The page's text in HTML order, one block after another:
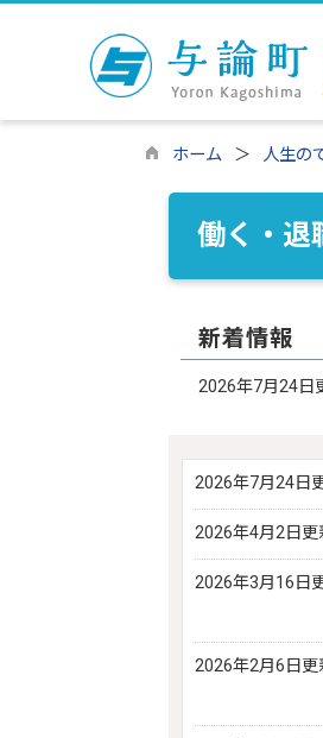
ホーム 人生の
働く・退
新着情報
2026年7月24日
2026年7月24日
2026年4月2日更
2026年3月16日
2026年2月6日更